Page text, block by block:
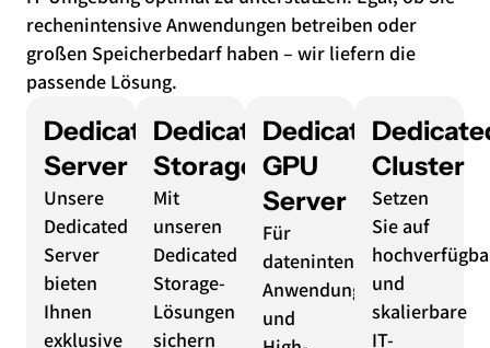
rechenintensive Anwendungen betreiben oder
großen Speicherbedarf haben – wir liefern die
passende Lösung.
Dedicated
Server
Unsere
Dedicated
Server
bieten
Ihnen
exklusive
Dedicated
Storage
Mit
unseren
Dedicated
Storage-
Lösungen
sichern
Dedicated
GPU
Server
Für
datenintensive
Anwendungen
und
Cluster
Setzen
Sie auf
und
skalierbare
IT-